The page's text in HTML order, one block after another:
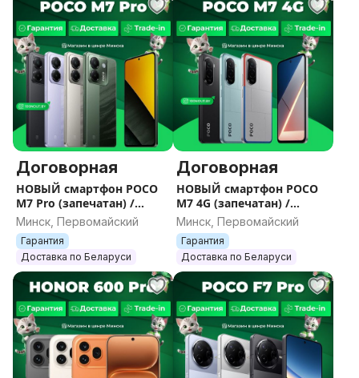
Договорная
НОВЫЙ смартфон POCO
M7 Pro (запечатан) /
Гарантия / Все цвета /
Память
Минск, Первомайский
Гарантия
Доставка по Беларуси
Договорная
НОВЫЙ смартфон POCO
M7 4G (запечатан) /
Гарантия / Все цвета /
Память
Минск, Первомайский
Гарантия
Доставка по Беларуси